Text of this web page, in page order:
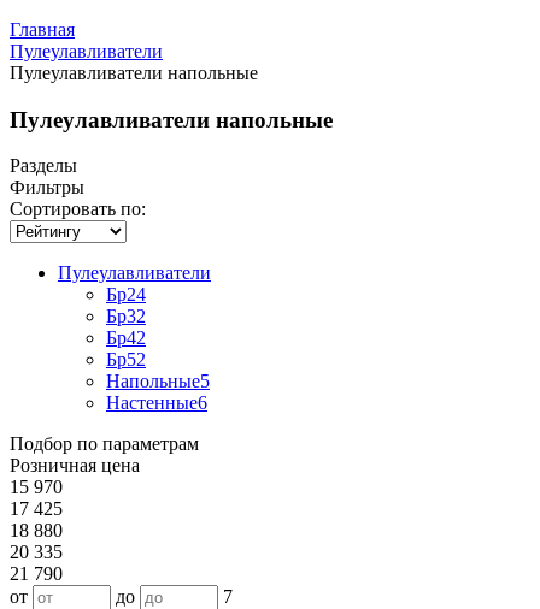
Главная
Пулеулавливатели
Пулеулавливатели напольные
Пулеулавливатели напольные
Разделы
Фильтры
Сортировать по:
Пулеулавливатели
Бр24
Бр32
Бр42
Бр52
Напольные5
Настенные6
Подбор по параметрам
Розничная цена
15 970
17 425
18 880
20 335
21 790
от
до
7